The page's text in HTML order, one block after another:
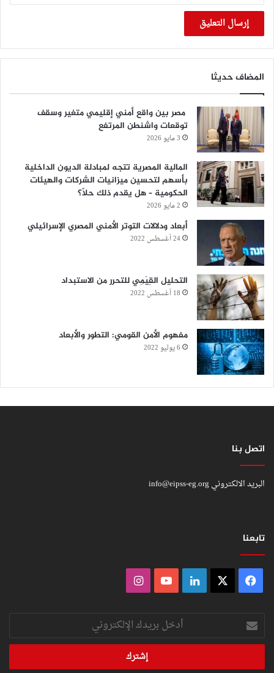
المضاف حديثا
مصر بين واقع أمني إقليمي متغير وسقف
توقعات واشنطن المرتفع
3 مايو 2026
المالية المصرية تتجه لمبادلة الديون الداخلية
بأسهم لتحسين ميزانيات الشركات والهيئات
الحكومية – هل يقدم ذلك حلًا؟
2 مايو 2026
أبعاد ودلالات التوتر الأمني المصري الإسرائيلي
24 أغسطس 2022
التحليل القِيَمِي للتحرر من الاستبداد
18 أغسطس 2022
مفهوم الأمن القومي: التطور والأبعاد
6 يوليو 2022
اتصل بنا
البريد الالكترونيinfo@eipss-eg.org
تابعنا
فيسبوك لينكدإن‫YouTubeانستقرام
أدخل
بريدك
الإلكتروني